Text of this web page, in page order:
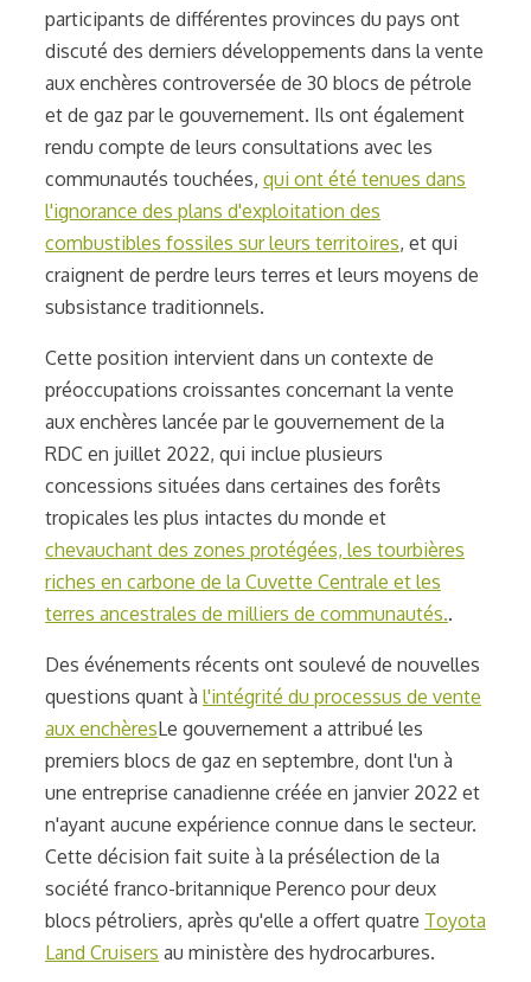
participants de différentes provinces du pays ont
discuté des derniers développements dans la vente
aux enchères controversée de 30 blocs de pétrole
et de gaz par le gouvernement. Ils ont également
rendu compte de leurs consultations avec les
communautés touchées, qui ont été tenues dans
l'ignorance des plans d'exploitation des
combustibles fossiles sur leurs territoires, et qui
craignent de perdre leurs terres et leurs moyens de
subsistance traditionnels.
Cette position intervient dans un contexte de
préoccupations croissantes concernant la vente
aux enchères lancée par le gouvernement de la
RDC en juillet 2022, qui inclue plusieurs
concessions situées dans certaines des forêts
tropicales les plus intactes du monde et
chevauchant des zones protégées, les tourbières
riches en carbone de la Cuvette Centrale et les
terres ancestrales de milliers de communautés..
Des événements récents ont soulevé de nouvelles
questions quant à l'intégrité du processus de vente
aux enchèresLe gouvernement a attribué les
premiers blocs de gaz en septembre, dont l'un à
une entreprise canadienne créée en janvier 2022 et
n'ayant aucune expérience connue dans le secteur.
Cette décision fait suite à la présélection de la
société franco-britannique Perenco pour deux
blocs pétroliers, après qu'elle a offert quatre Toyota
Land Cruisers au ministère des hydrocarbures.